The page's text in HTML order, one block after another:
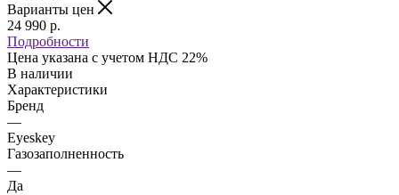
Варианты цен
24 990 р.
Подробности
Цена указана с учетом НДС 22%
В наличии
Характеристики
Бренд
—
Eyeskey
Газозаполненность
—
Да